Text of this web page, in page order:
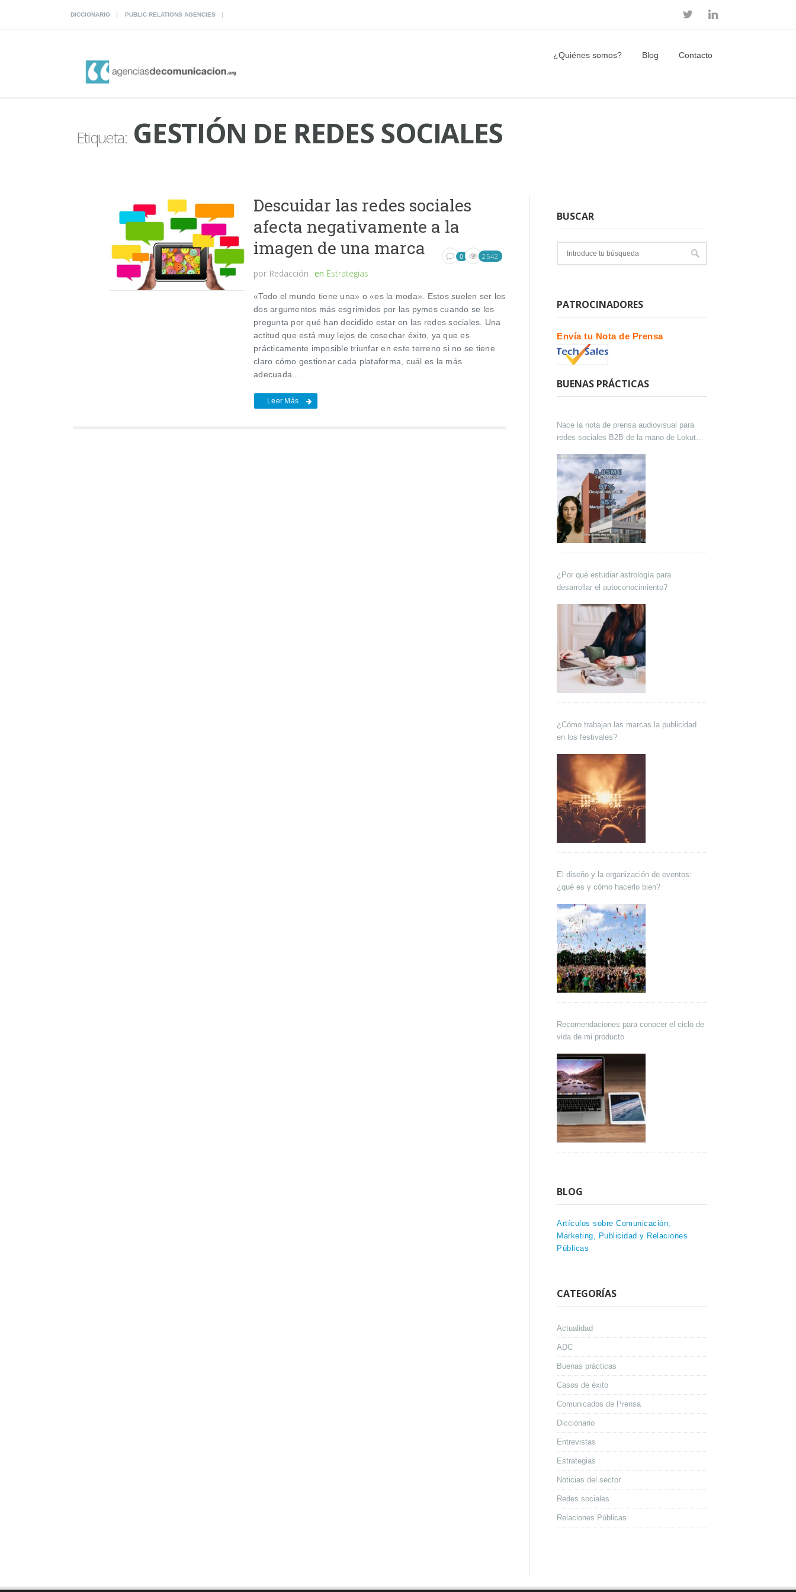
DICCIONARIO PUBLIC RELATIONS AGENCIES
¿Quiénes somos? Blog Contacto
Etiqueta:GESTIÓN DE REDES SOCIALES
Descuidar las redes sociales
afecta negativamente a la
imagen de una marca
por Redacción en Estrategias
0 2542
«Todo el mundo tiene una» o «es la moda». Estos suelen ser los
dos argumentos más esgrimidos por las pymes cuando se les
pregunta por qué han decidido estar en las redes sociales. Una
actitud que está muy lejos de cosechar éxito, ya que es
prácticamente imposible triunfar en este terreno si no se tiene
claro cómo gestionar cada plataforma, cuál es la más
adecuada...
Leer Más
BUSCAR
PATROCINADORES
Envía tu Nota de Prensa
BUENAS PRÁCTICAS
Nace la nota de prensa audiovisual para
redes sociales B2B de la mano de Lokutor
¿Por qué estudiar astrología para
desarrollar el autoconocimiento?
¿Cómo trabajan las marcas la publicidad
en los festivales?
El diseño y la organización de eventos:
¿qué es y cómo hacerlo bien?
Recomendaciones para conocer el ciclo de
vida de mi producto
BLOG
Artículos sobre Comunicación,
Marketing, Publicidad y Relaciones
Públicas
CATEGORÍAS
Actualidad
ADC
Buenas prácticas
Casos de éxito
Comunicados de Prensa
Diccionario
Entrevistas
Estrategias
Noticias del sector
Redes sociales
Relaciones Públicas